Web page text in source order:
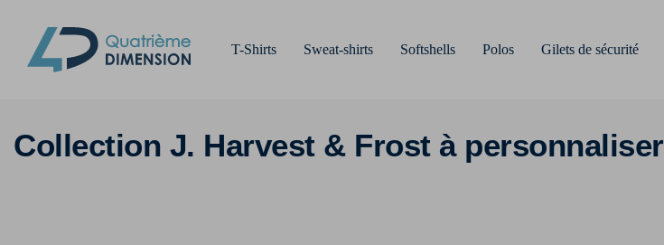
T-Shirts Sweat-shirts Softshells Polos Gilets de sécurité
Collection J. Harvest & Frost à personnaliser